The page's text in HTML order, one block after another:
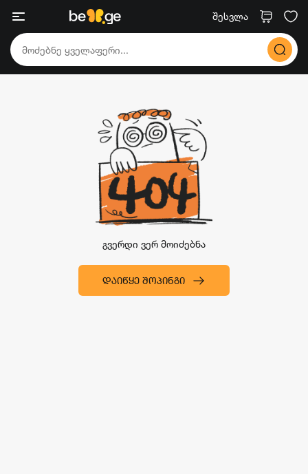
შესვლა
გვერდი ვერ მოიძებნა
ᲓᲐᲘᲬᲧᲔ ᲨᲝᲞᲘᲜᲒᲘ